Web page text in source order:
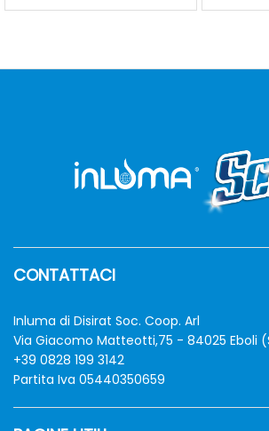
CONTATTACI
Inluma di Disirat Soc. Coop. Arl
Via Giacomo Matteotti,75 - 84025 Eboli
+39 0828 199 3142
Partita Iva 05440350659